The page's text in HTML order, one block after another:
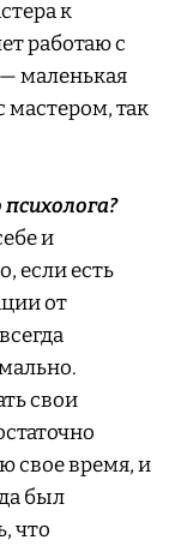
к
работаю с
маленькая
мастером, так
и
если есть
от
свои
свое время, и
был
что